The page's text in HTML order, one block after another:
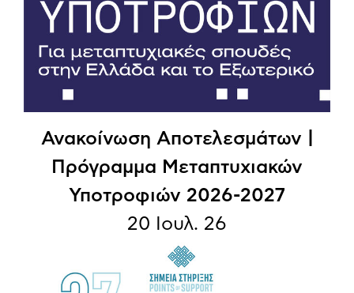
Ανακοίνωση Αποτελεσμάτων |
Πρόγραμμα Μεταπτυχιακών
Υποτροφιών 2026-2027
20 Ιουλ. 26